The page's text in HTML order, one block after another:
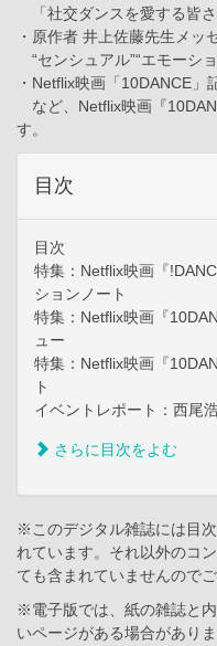
「社交ダンスを愛する皆さ
・原作者 井上佐藤先生メッ
“センシュアル”“エモーシ
・Netflix映画「10DANCE」
など、Netflix映画『
す。
目次
目次
特集：Netflix映画『
ションノート
特集：Netflix映画『
ュー
特集：Netflix映画『
ト
イベントレポート：西尾
さらに目次をよむ
※このデジタル雑誌には目
れています。それ以外のコ
ても含まれていませんのでご
※電子版では、紙の雑誌と
いページがある場合がありま